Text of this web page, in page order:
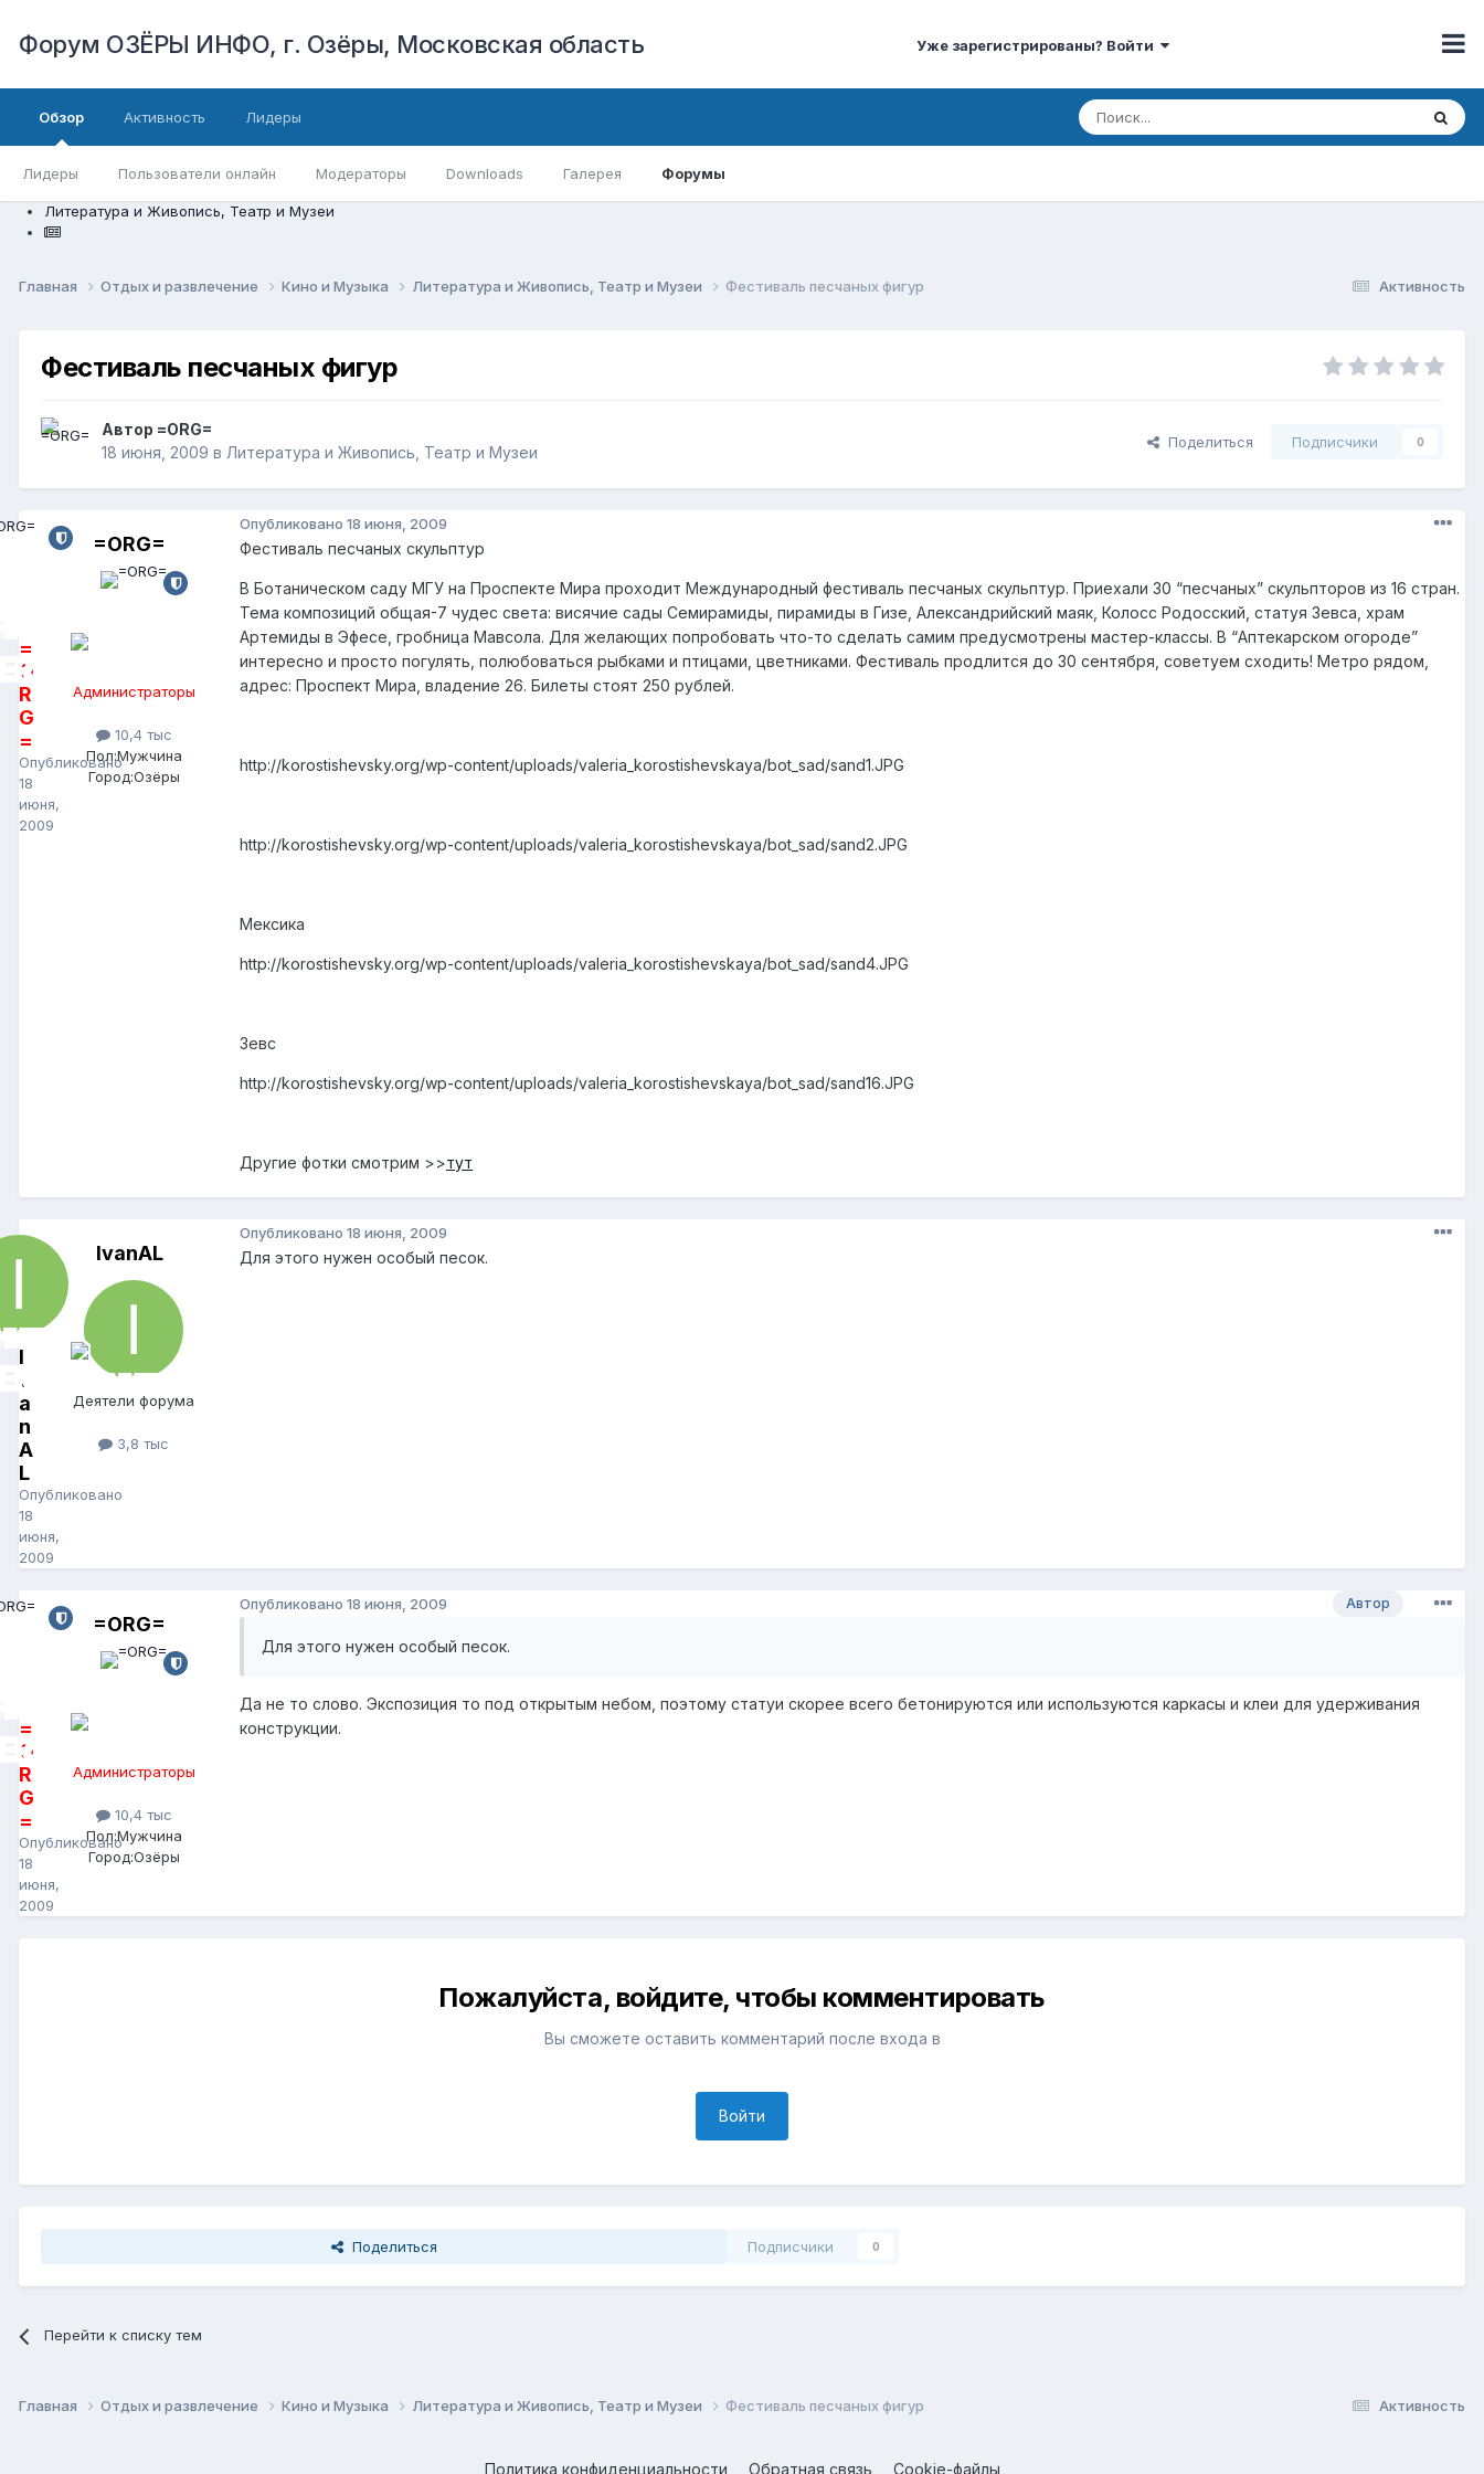
Форум ОЗЁРЫ ИНФО, г. Озёры, Московская область Уже зарегистрированы? Войти
Обзор
Лидеры Пользователи онлайн Модераторы Downloads Галерея Форумы
Активность Лидеры
Литература и Живопись, Театр и Музеи
Активность
Главная Отдых и развлечение Кино и Музыка Литература и Живопись, Театр и Музеи Фестиваль песчаных фигур
Фестиваль песчаных фигур
Автор =ORG=
18 июня, 2009 в Литература и Живопись, Театр и Музеи
Поделиться Подписчики 0
=
O
R
G
=
Опубликовано
18
июня,
2009
=ORG=
Администраторы
10,4 тыс
Пол:Мужчина
Город:Озёры
Опубликовано 18 июня, 2009
Фестиваль песчаных скульптур
В Ботаническом саду МГУ на Проспекте Мира проходит Международный фестиваль песчаных скульптур. Приехали 30 “песчаных” скульпторов из 16 стран.
Тема композиций общая-7 чудес света: висячие сады Семирамиды, пирамиды в Гизе, Александрийский маяк, Колосс Родосский, статуя Зевса, храм
Артемиды в Эфесе, гробница Мавсола. Для желающих попробовать что-то сделать самим предусмотрены мастер-классы. B “Аптекарском огороде”
интересно и просто погулять, полюбоваться рыбками и птицами, цветниками. Фестиваль продлится до 30 сентября, советуем сходить! Метро рядом,
адрес: Проспект Мира, владение 26. Билеты стоят 250 рублей.
http://korostishevsky.org/wp-content/uploads/valeria_korostishevskaya/bot_sad/sand1.JPG
http://korostishevsky.org/wp-content/uploads/valeria_korostishevskaya/bot_sad/sand2.JPG
Мексика
http://korostishevsky.org/wp-content/uploads/valeria_korostishevskaya/bot_sad/sand4.JPG
Зевс
http://korostishevsky.org/wp-content/uploads/valeria_korostishevskaya/bot_sad/sand16.JPG
Другие фотки смотрим >>тут
I
v
a
n
A
L
Опубликовано
18
июня,
2009
IvanAL
Деятели форума
3,8 тыс
Опубликовано 18 июня, 2009
Для этого нужен особый песок.
=
O
R
G
=
Опубликовано
18
июня,
2009
=ORG=
Администраторы
10,4 тыс
Пол:Мужчина
Город:Озёры
Автор
Опубликовано 18 июня, 2009
Для этого нужен особый песок.
Да не то слово. Экспозиция то под открытым небом, поэтому статуи скорее всего бетонируются или используются каркасы и клеи для удерживания
конструкции.
Пожалуйста, войдите, чтобы комментировать
Вы сможете оставить комментарий после входа в
Войти
Поделиться Подписчики 0
Перейти к списку тем
Активность
Главная Отдых и развлечение Кино и Музыка Литература и Живопись, Театр и Музеи Фестиваль песчаных фигур
Политика конфиденциальности Обратная связь Cookie-файлы